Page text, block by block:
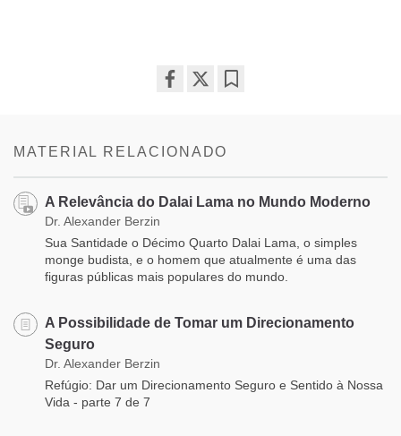
MATERIAL RELACIONADO
A Relevância do Dalai Lama no Mundo Moderno
Dr. Alexander Berzin
Sua Santidade o Décimo Quarto Dalai Lama, o simples
monge budista, e o homem que atualmente é uma das
figuras públicas mais populares do mundo.
A Possibilidade de Tomar um Direcionamento
Seguro
Dr. Alexander Berzin
Refúgio: Dar um Direcionamento Seguro e Sentido à Nossa
Vida - parte 7 de 7